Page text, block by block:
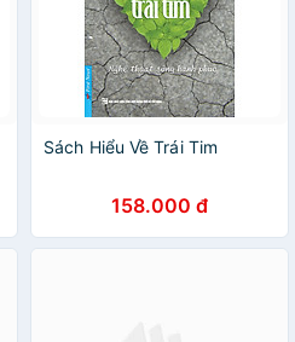
Sách Hiểu Về Trái Tim
158.000 đ